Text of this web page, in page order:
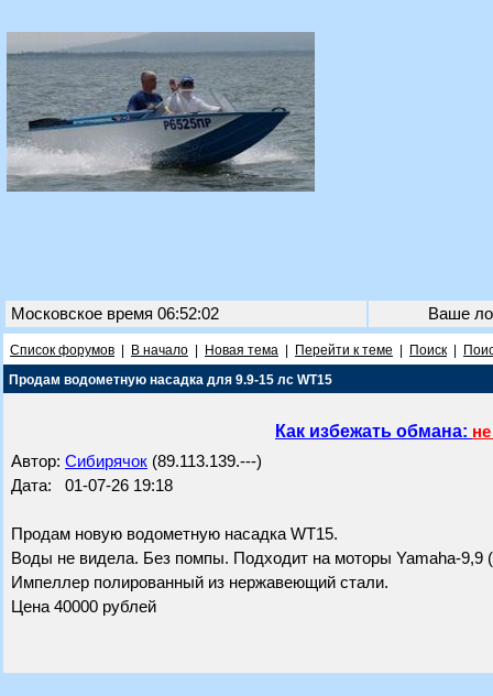
Московское время 06:52:02 Ваше
Список форумов В начало Новая тема Перейти к теме Поиск
Продам водометную насадка для 9.9-15 лс WT15
Как избежать обмана:
Автор: Сибирячок (89.113.139.---)
Дата: 01-07-26 19:18
Продам новую водометную насадка WT15.
Воды не видела. Без помпы. Подходит на моторы Yamaha-9,9
Импеллер полированный из нержавеющий стали.
Цена 40000 рублей